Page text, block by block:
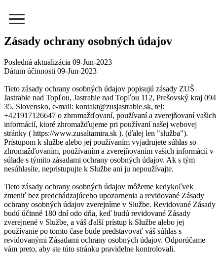
Menu
Zásady ochrany osobných údajov
Posledná aktualizácia 09-Jun-2023
Dátum účinnosti 09-Jun-2023
Tieto zásady ochrany osobných údajov popisujú zásady ZUŠ
Jastrabie nad Topľou, Jastrabie nad Topľou 112, Prešovský kraj 094
35, Slovensko, e-mail: kontakt@zusjastrabie.sk, tel:
+421917126647 o zhromažďovaní, používaní a zverejňovaní vašich
informácií, ktoré zhromažďujeme pri používaní našej webovej
stránky ( https://www.zusaltamira.sk ). (ďalej len "služba").
Prístupom k službe alebo jej používaním vyjadrujete súhlas so
zhromažďovaním, používaním a zverejňovaním vašich informácií v
súlade s týmito zásadami ochrany osobných údajov. Ak s tým
nesúhlasíte, nepristupujte k Službe ani ju nepoužívajte.
Tieto zásady ochrany osobných údajov môžeme kedykoľvek
zmeniť bez predchádzajúceho upozornenia a revidované Zásady
ochrany osobných údajov zverejníme v Službe. Revidované Zásady
budú účinné 180 dní odo dňa, keď budú revidované Zásady
zverejnené v Službe, a váš ďalší prístup k Službe alebo jej
používanie po tomto čase bude predstavovať váš súhlas s
revidovanými Zásadami ochrany osobných údajov. Odporúčame
vám preto, aby ste túto stránku pravidelne kontrolovali.